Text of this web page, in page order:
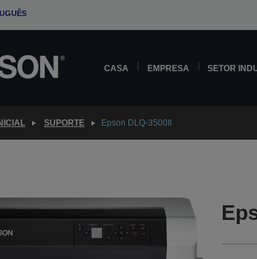
CASA EMPRESA SETOR
SUPORTE Epson DLQ-3500II